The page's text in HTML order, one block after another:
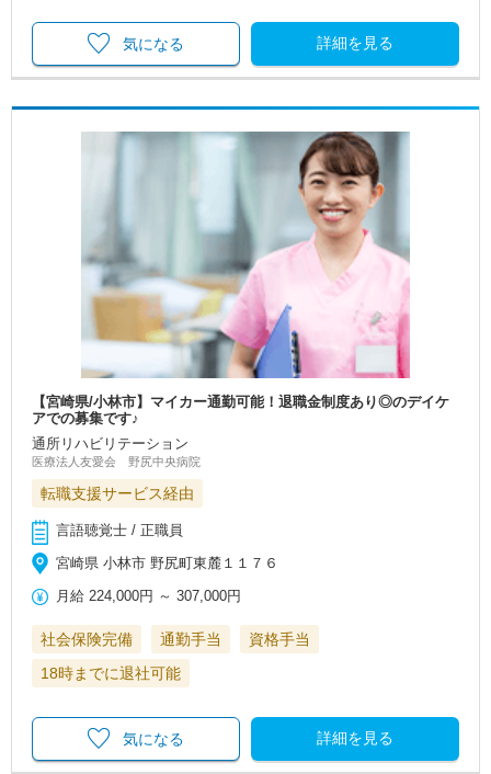
詳細を見る
気になる
【宮崎県/小林市】マイカー通勤可能！退職金制度あり◎のデイケ
アでの募集です♪
通所リハビリテーション
医療法人友愛会 野尻中央病院
転職支援サービス経由
言語聴覚士 / 正職員
宮崎県 小林市 野尻町東麓１１７６
月給 224,000円 ～307,000円
社会保険完備 通勤手当
資格手当
18時までに退社可能
詳細を見る
気になる